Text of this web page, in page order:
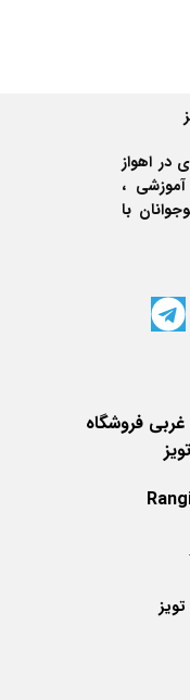
در اهواز
،
با
اهواز کیان آباد نبش خیابان 12 غربی فروشگاه